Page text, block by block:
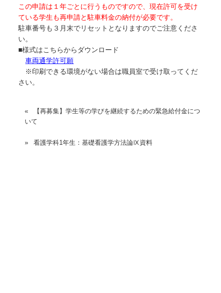
この申請は１年ごとに行うものですので、現在許可を受け
ている学生も再申請と駐車料金の納付が必要です。
駐車番号も３月末でリセットとなりますのでご注意くださ
い。
■様式はこちらからダウンロード
車両通学許可願
※印刷できる環境がない場合は職員室で受け取ってくだ
さい。
【再募集】学生等の学びを継続するための緊急給付金につ
いて
看護学科1年生：基礎看護学方法論Ⅸ資料